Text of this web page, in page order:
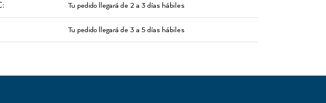
Tu pedido llegará de 2 a 3 días hábiles
Tu pedido llegará de 3 a 5 días hábiles